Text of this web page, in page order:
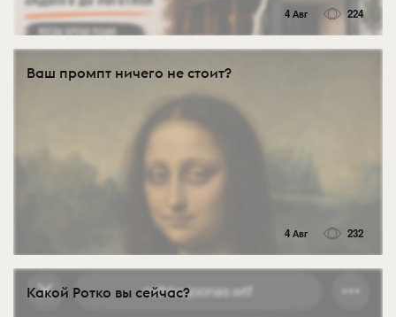
4 Авг 224
Ваш промпт ничего не стоит?
4 Авг 232
Какой Ротко вы сейчас?